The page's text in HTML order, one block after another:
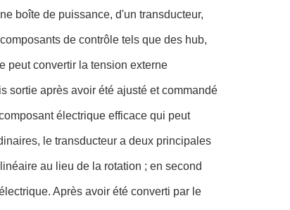
boîte de puissance, d'un transducteur,
de contrôle tels que des hub,
peut convertir la tension externe
sortie après avoir été ajusté et commandé
électrique efficace qui peut
le transducteur a deux principales
au lieu de la rotation ; en second
Après avoir été converti par le